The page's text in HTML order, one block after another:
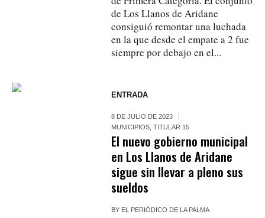
de Los Llanos de Aridane
consiguió remontar una luchada
en la que desde el empate a 2 fue
siempre por debajo en el...
ENTRADA
8 DE JULIO DE 2023
MUNICIPIOS ,TITULAR 15
El nuevo gobierno municipal
en Los Llanos de Aridane
sigue sin llevar a pleno sus
sueldos
BY EL PERIÓDICO DE LA PALMA